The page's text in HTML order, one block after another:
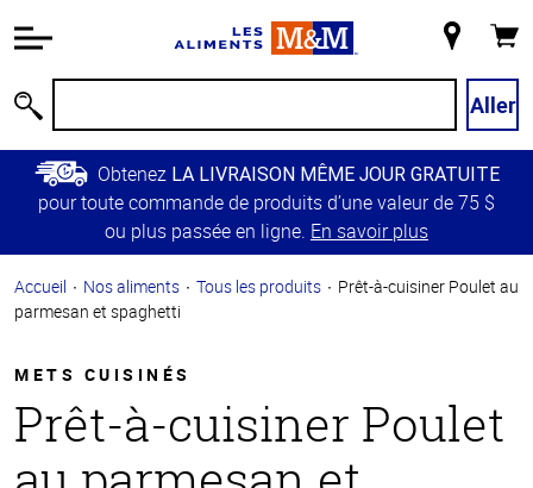
relative à
Passer
contenu
principal
Retour à
principale
magasin
Aller
Obtenez LA LIVRAISON MÊME JOUR GRATUITE
pour toute commande de produits d’une valeur de 75 $
ou plus passée en ligne. En savoir plus
Accueil Nos aliments Tous les produits
Prêt-à-cuisiner Poulet au
parmesan et spaghetti
METS CUISINÉS
Prêt-à-cuisiner Poulet